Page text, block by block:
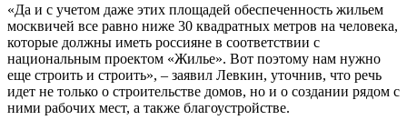
«Да и с учетом даже этих площадей обеспеченность жильем
москвичей все равно ниже 30 квадратных метров на человека,
которые должны иметь россияне в соответствии с
национальным проектом «Жилье». Вот поэтому нам нужно
еще строить и строить», – заявил Левкин, уточнив, что речь
идет не только о строительстве домов, но и о создании рядом с
ними рабочих мест, а также благоустройстве.